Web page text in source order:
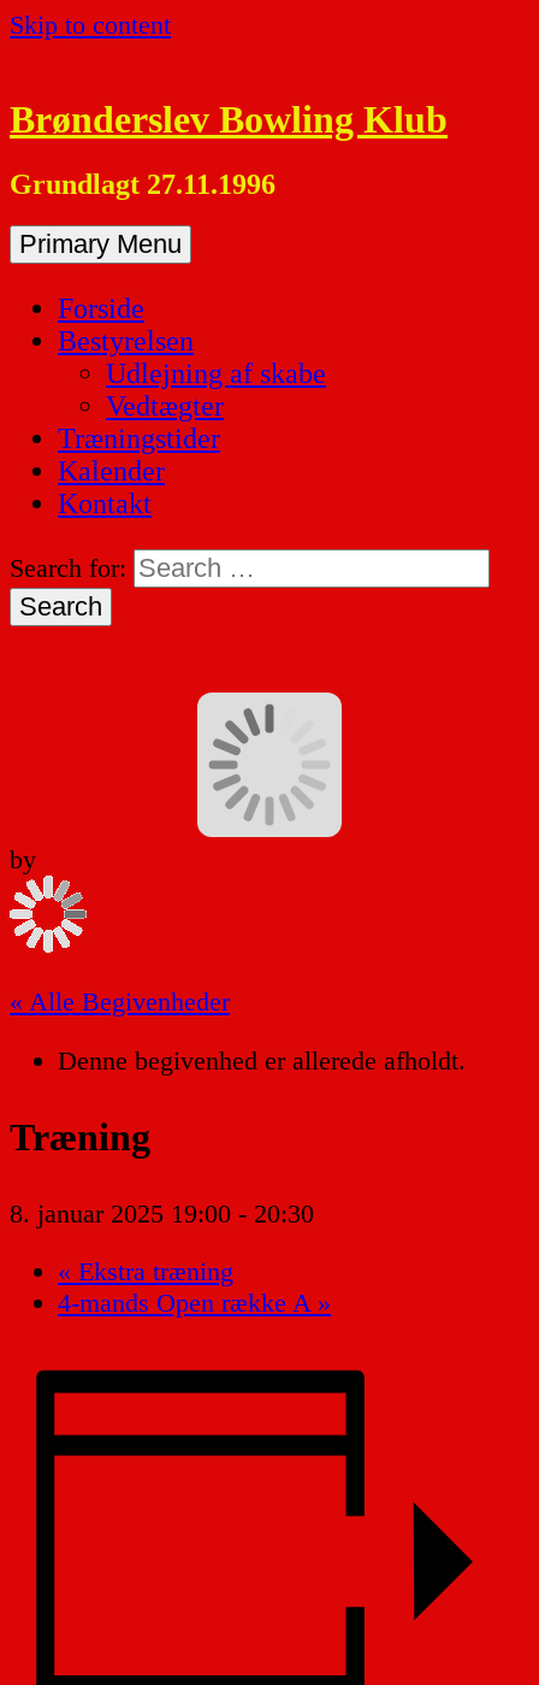
Skip to content
Brønderslev Bowling Klub
Grundlagt 27.11.1996
Primary Menu
Forside
Bestyrelsen
Udlejning af skabe
Vedtægter
Træningstider
Kalender
Kontakt
Search for:
by
« Alle Begivenheder
Denne begivenhed er allerede afholdt.
Træning
8. januar 2025 19:00 - 20:30
« Ekstra træning
4-mands Open række A »